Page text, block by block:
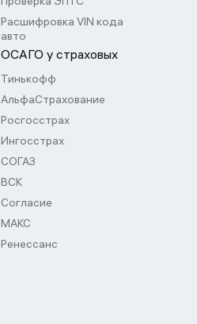
Расшифровка VIN кода
авто
ОСАГО у страховых
Тинькофф
АльфаСтрахование
Росгосстрах
Ингосстрах
СОГАЗ
ВСК
Согласие
МАКС
Ренессанс